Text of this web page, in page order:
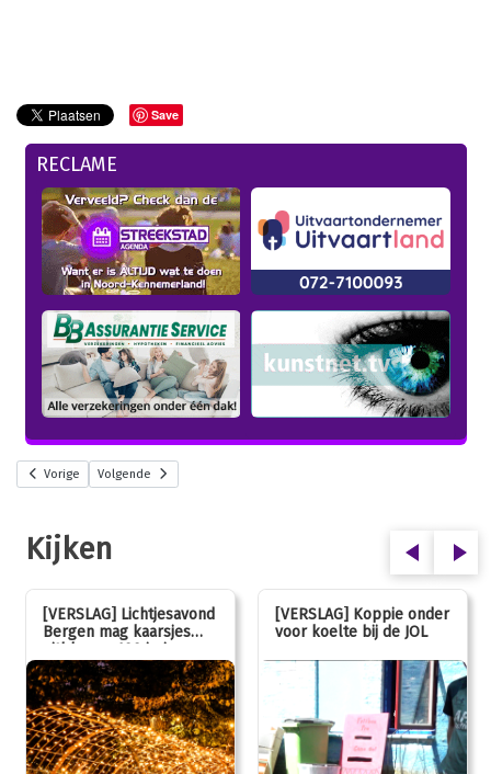
Save
RECLAME
Vorige Volgende
Kijken
[VERSLAG] Lichtjesavond
Bergen mag kaarsjes
uitblazen: 100 jarig
jubileum!
[VERSLAG] Koppie onder
voor koelte bij de JOL